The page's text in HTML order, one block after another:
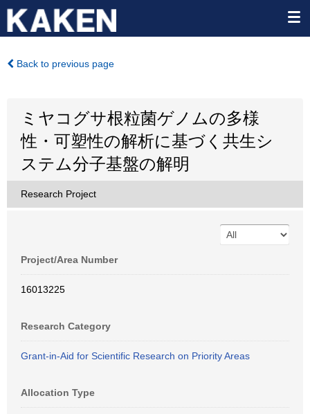
Back to previous page
ミヤコグサ根粒菌ゲノムの多様
性・可塑性の解析に基づく共生シ
ステム分子基盤の解明
Research Project
Project/Area Number
16013225
Research Category
Grant-in-Aid for Scientific Research on Priority Areas
Allocation Type